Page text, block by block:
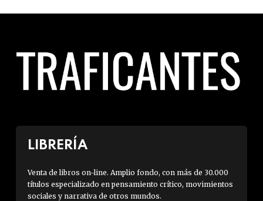
LIBRERÍA
Venta de libros on-line. Amplio fondo, con más de 30.000
títulos especializado en pensamiento crítico, movimientos
sociales y narrativa de otros mundos.